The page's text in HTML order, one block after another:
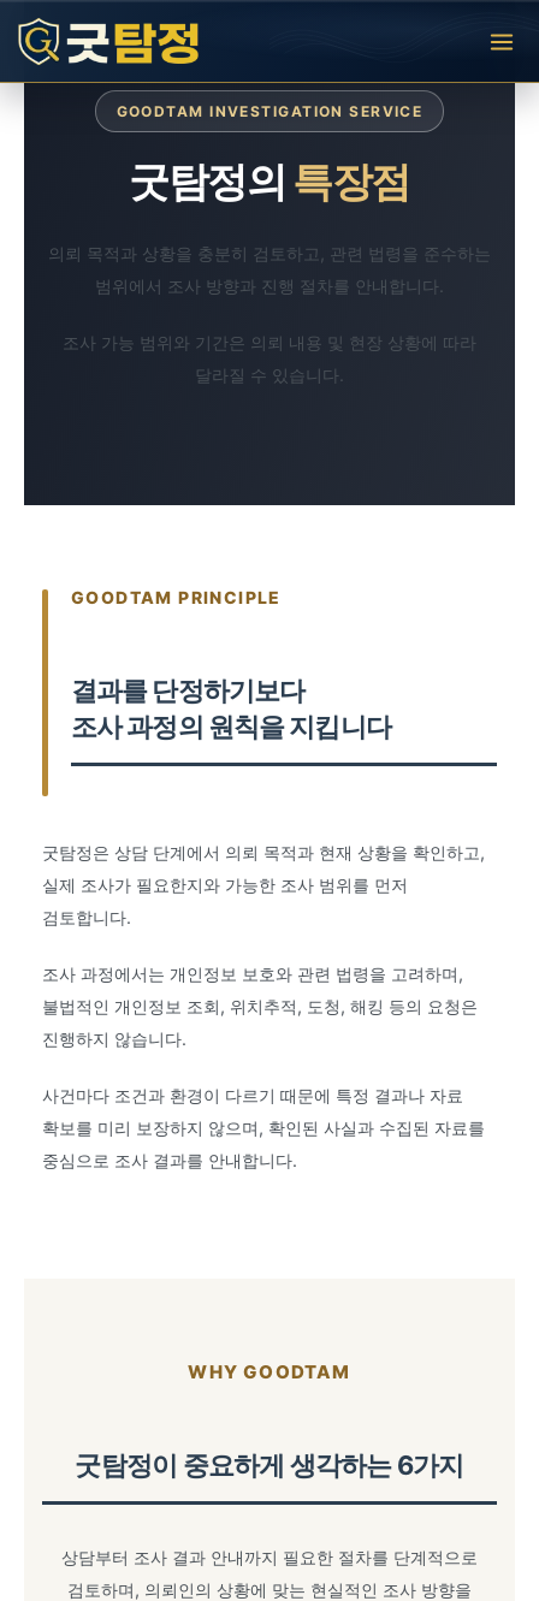
로
GOODTAM INVESTIGATION SERVICE
굿탐정의 특장점
의뢰 목적과 상황을 충분히 검토하고, 관련 법령을 준수하는
범위에서 조사 방향과 진행 절차를 안내합니다.
조사 가능 범위와 기간은 의뢰 내용 및 현장 상황에 따라
달라질 수 있습니다.
GOODTAM PRINCIPLE
결과를 단정하기보다
조사 과정의 원칙을 지킵니다
굿탐정은 상담 단계에서 의뢰 목적과 현재 상황을 확인하고,
실제 조사가 필요한지와 가능한 조사 범위를 먼저
검토합니다.
조사 과정에서는 개인정보 보호와 관련 법령을 고려하며,
불법적인 개인정보 조회, 위치추적, 도청, 해킹 등의 요청은
진행하지 않습니다.
사건마다 조건과 환경이 다르기 때문에 특정 결과나 자료
확보를 미리 보장하지 않으며, 확인된 사실과 수집된 자료를
중심으로 조사 결과를 안내합니다.
WHY GOODTAM
굿탐정이 중요하게 생각하는 6가지
상담부터 조사 결과 안내까지 필요한 절차를 단계적으로
검토하며, 의뢰인의 상황에 맞는 현실적인 조사 방향을